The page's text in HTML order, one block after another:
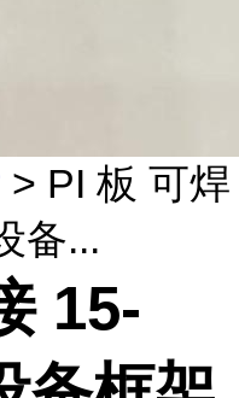
> PI 板 可焊
备...
15-